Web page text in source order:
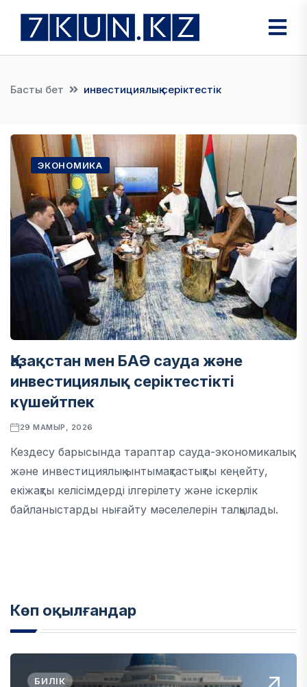
Басты бет инвестициялық серіктестік
ЭКОНОМИКА
Қазақстан мен БАӘ сауда және
инвестициялық серіктестікті
күшейтпек
29 МАМЫР, 2026
Кездесу барысында тараптар сауда-экономикалық
және инвестициялық ынтымақтастықты кеңейту,
екіжақты келісімдерді ілгерілету және іскерлік
байланыстарды нығайту мәселелерін талқылады.
Көп оқылғандар
БИЛІК